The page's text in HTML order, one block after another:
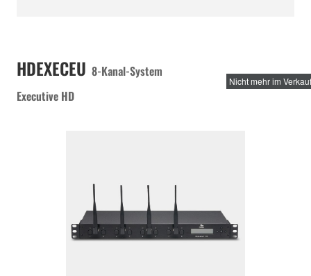
HDEXECEU 8-Kanal-System
Executive HD
Nicht mehr im Verkauf